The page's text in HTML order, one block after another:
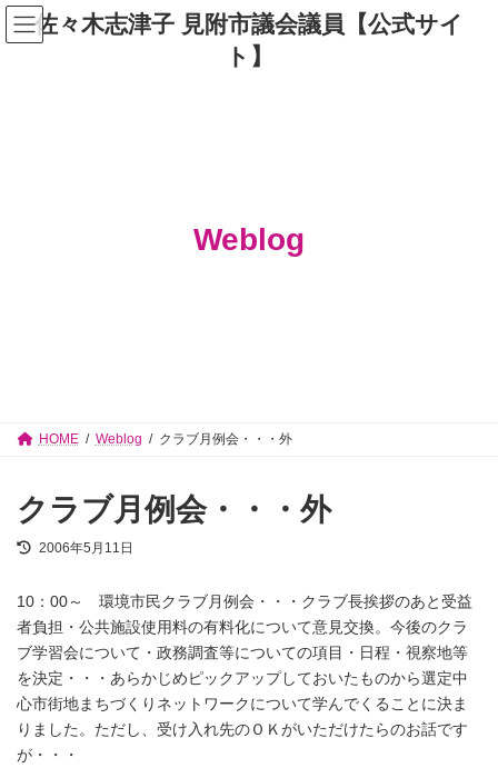
コ
ン
テ
ナ
ビ
ゲ
佐々木志津子 見附市議会議員【公式サイ
ト】
Weblog
HOME Weblog クラブ月例会・・・外
クラブ月例会・・・外
最
新
日
時
:
2006年5月11日
10：00～ 環境市民クラブ月例会・・・クラブ長挨拶のあと受益
者負担・公共施設使用料の有料化について意見交換。今後のクラ
ブ学習会について・政務調査等についての項目・日程・視察地等
を決定・・・あらかじめピックアップしておいたものから選定中
心市街地まちづくりネットワークについて学んでくることに決ま
りました。ただし、受け入れ先のＯＫがいただけたらのお話です
が・・・